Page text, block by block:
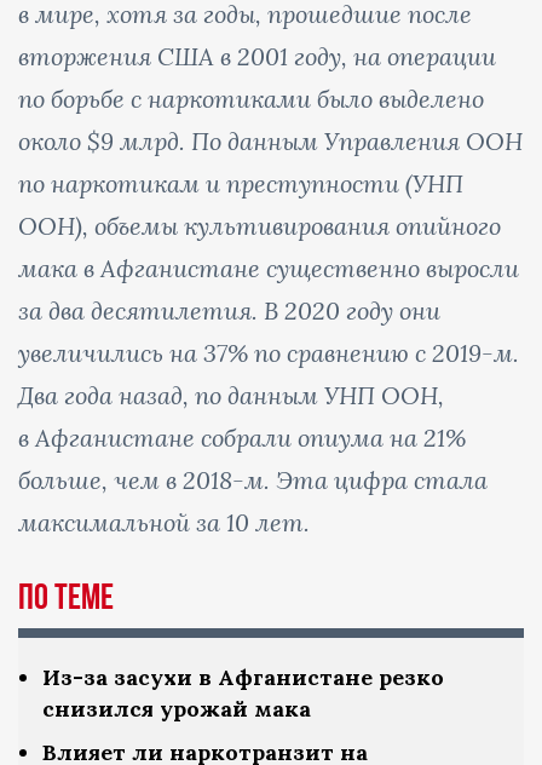
в мире, хотя за годы, прошедшие после
вторжения США в 2001 году, на операции
по борьбе с наркотиками было выделено
около $9 млрд. По данным Управления ООН
по наркотикам и преступности (УНП
ООН), объемы культивирования опийного
мака в Афганистане существенно выросли
за два десятилетия. В 2020 году они
увеличились на 37% по сравнению с 2019-м.
Два года назад, по данным УНП ООН,
в Афганистане собрали опиума на 21%
больше, чем в 2018-м. Эта цифра стала
максимальной за 10 лет.
По теме
Из-за засухи в Афганистане резко
снизился урожай мака
Влияет ли наркотранзит на